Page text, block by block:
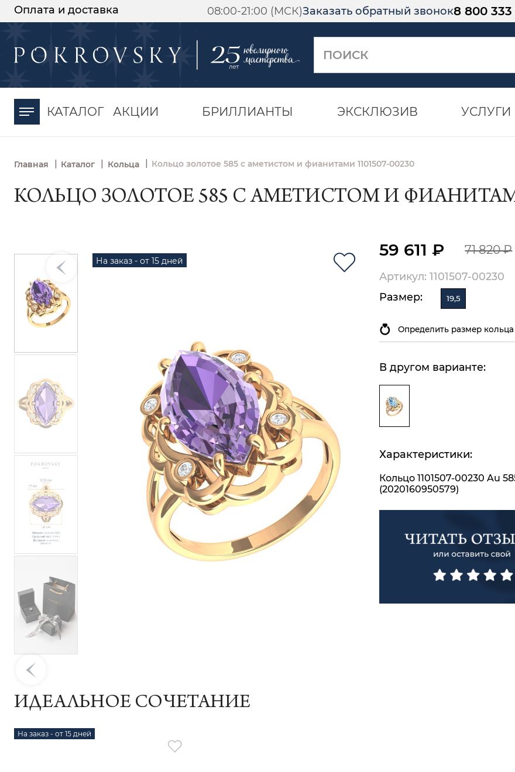
Оплата и доставка 08:00-21:00 (МСК)Заказать обратный звонок8 800 333
КАТАЛОГ АКЦИИ БРИЛЛИАНТЫ ЭКСКЛЮЗИВ УСЛУГИ
Главная | Каталог | Кольца Кольцо золотое 585 с аметистом и фианитами 1101507-00230
КОЛЬЦО ЗОЛОТОЕ 585 С АМЕТИСТОМ И ФИАНИТАМИ
На заказ - от 15 дней
59 611 ₽ 71 820 ₽
Артикул: 1101507-00230
Размер:
19,5
Определить размер
В другом варианте:
Характеристики:
Кольцо 1101507-00230 Au
(2020160950579)
ИДЕАЛЬНОЕ СОЧЕТАНИЕ
На заказ - от 15 дней
-30%
момента оплаты